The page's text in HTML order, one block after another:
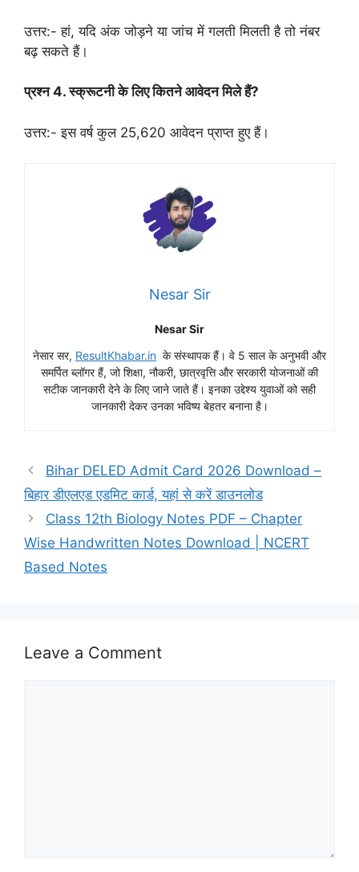
उत्तर:- हां, यदि अंक जोड़ने या जांच में गलती मिलती है तो नंबर
बढ़ सकते हैं।
प्रश्न 4. स्क्रूटनी के लिए कितने आवेदन मिले हैं?
उत्तर:- इस वर्ष कुल 25,620 आवेदन प्राप्त हुए हैं।
Nesar Sir
Nesar Sir
नेसार सर, ResultKhabar.in के संस्थापक हैं। वे 5 साल के अनुभवी और
समर्पित ब्लॉगर हैं, जो शिक्षा, नौकरी, छात्रवृत्ति और सरकारी योजनाओं की
सटीक जानकारी देने के लिए जाने जाते हैं। इनका उद्देश्य युवाओं को सही
जानकारी देकर उनका भविष्य बेहतर बनाना है।
Bihar DELED Admit Card 2026 Download –
बिहार डीएलएड एडमिट कार्ड, यहां से करें डाउनलोड
Class 12th Biology Notes PDF – Chapter
Wise Handwritten Notes Download | NCERT
Based Notes
Leave a Comment